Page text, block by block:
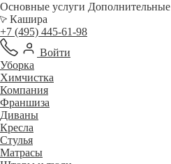
Основные услуги Дополнительные
Кашира
+7 (495) 445-61-98
Войти
Уборка
Химчистка
Компания
Франшиза
Диваны
Кресла
Стулья
Матрасы